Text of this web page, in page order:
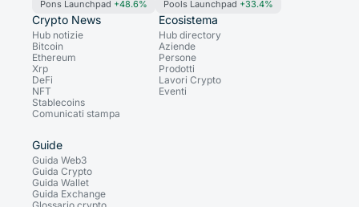
Pons Launchpad +48.6% Pools Launchpad +33.4%
Crypto News
Hub notizie
Bitcoin
Ethereum
Xrp
DeFi
NFT
Stablecoins
Comunicati stampa
Ecosistema
Hub directory
Aziende
Persone
Prodotti
Lavori Crypto
Eventi
Guide
Guida Web3
Guida Crypto
Guida Wallet
Guida Exchange